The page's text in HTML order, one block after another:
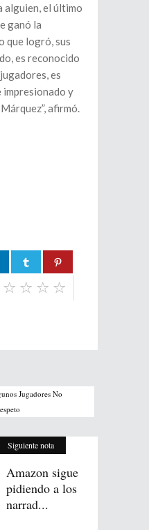
alguien, el último
ganó la
que logró, sus
es reconocido
es
y
afirmó.
Jugadores No
Siguiente nota
Amazon sigue
pidiendo a los
narrad...